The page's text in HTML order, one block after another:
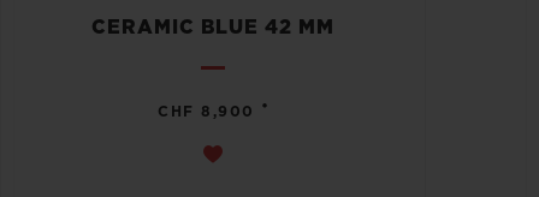
CERAMIC BLUE 42 MM
CHF 8,900 •